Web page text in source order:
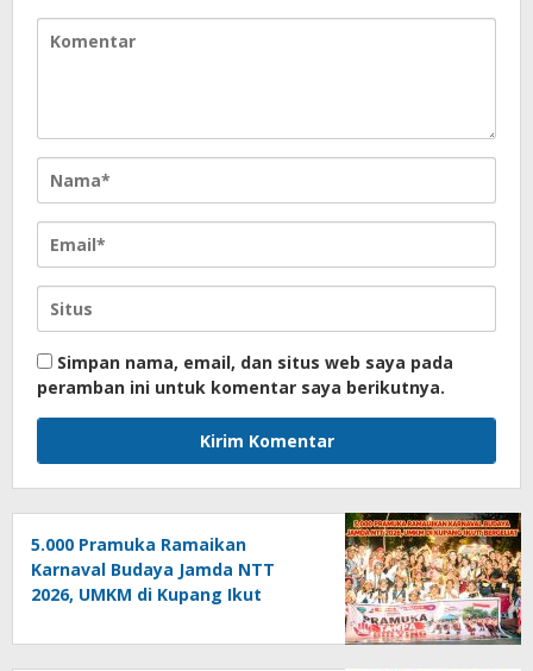
Simpan nama, email, dan situs web saya pada
peramban ini untuk komentar saya berikutnya.
5.000 Pramuka Ramaikan
Karnaval Budaya Jamda NTT
2026, UMKM di Kupang Ikut